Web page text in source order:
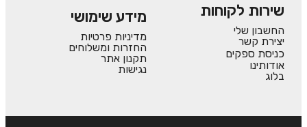
שירות לקוחות
החשבון שלי
יצירת קשר
כניסת ספקים
אודותינו
בלוג
מידע שימושי
מדיניות פרטיות
החזרות ומשלוחים
תקנון אתר
נגישות